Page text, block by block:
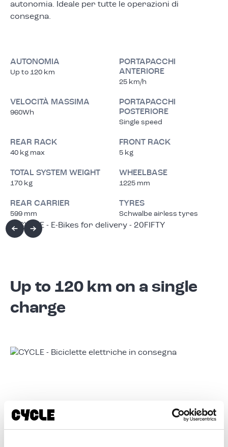
autonomia. Ideale per tutte le operazioni di
consegna.
AUTONOMIA
Up to 120 km
PORTAPACCHI
ANTERIORE
25 km/h
VELOCITÀ MASSIMA
960Wh
PORTAPACCHI
POSTERIORE
Single speed
REAR RACK
40 kg max
FRONT RACK
5 kg
TOTAL SYSTEM WEIGHT
170 kg
WHEELBASE
1225 mm
REAR CARRIER
599 mm
TYRES
Schwalbe airless tyres
Up to 120 km on a single
charge